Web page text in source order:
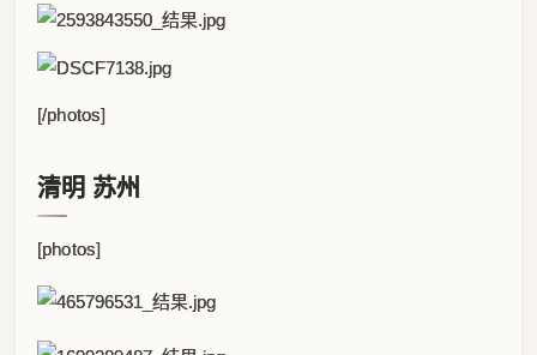
[/photos]
清明 苏州
[photos]